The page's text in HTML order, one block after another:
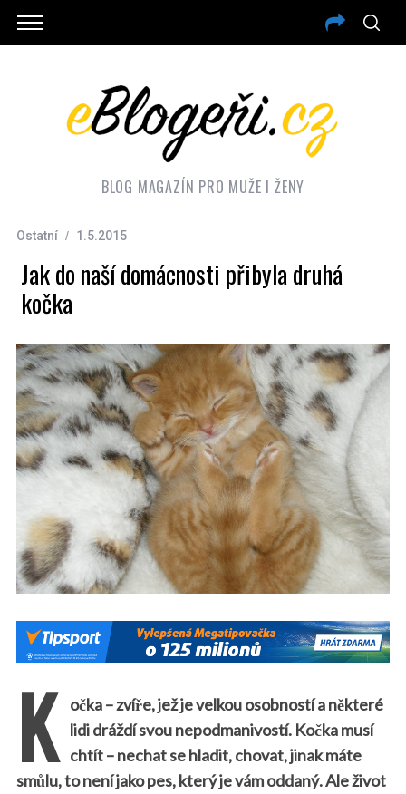
BLOG MAGAZÍN PRO MUŽE I ŽENY
Ostatní 1.5.2015
Jak do naší domácnosti přibyla druhá
kočka
K
očka – zvíře, jež je velkou osobností a některé
lidi dráždí svou nepodmanivostí. Kočka musí
chtít – nechat se hladit, chovat, jinak máte
smůlu, to není jako pes, který je vám oddaný. Ale život